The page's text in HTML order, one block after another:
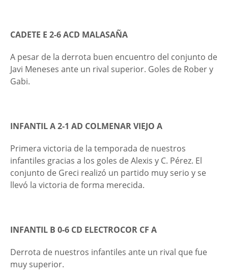
CADETE E 2-6 ACD MALASAÑA
A pesar de la derrota buen encuentro del conjunto de
Javi Meneses ante un rival superior. Goles de Rober y
Gabi.
INFANTIL A 2-1 AD COLMENAR VIEJO A
Primera victoria de la temporada de nuestros
infantiles gracias a los goles de Alexis y C. Pérez. El
conjunto de Greci realizó un partido muy serio y se
llevó la victoria de forma merecida.
INFANTIL B 0-6 CD ELECTROCOR CF A
Derrota de nuestros infantiles ante un rival que fue
muy superior.